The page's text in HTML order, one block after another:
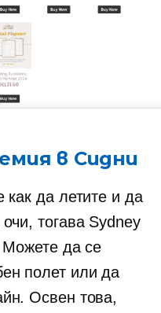
в Сидни
как да летите и да
тогава Sydney
Можете да се
полет или да
Освен това,